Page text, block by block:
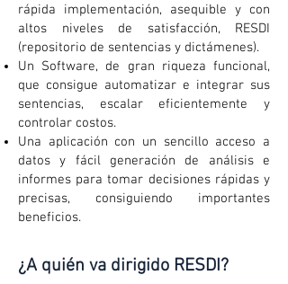
rápida implementación, asequible y con
altos niveles de satisfacción, RESDI
(repositorio de sentencias y dictámenes).
Un Software, de gran riqueza funcional,
que consigue automatizar e integrar sus
sentencias, escalar eficientemente y
controlar costos.
Una aplicación con un sencillo acceso a
datos y fácil generación de análisis e
informes para tomar decisiones rápidas y
precisas, consiguiendo importantes
beneficios.
¿A quién va dirigido RESDI?